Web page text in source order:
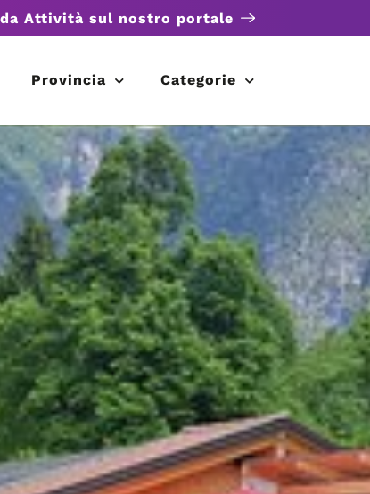
Attività sul nostro portale
Provincia Categorie